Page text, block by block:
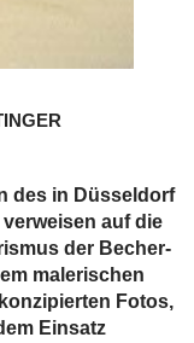
des in Düsseldorf
auf die
der Becher-
malerischen
Fotos,
Einsatz